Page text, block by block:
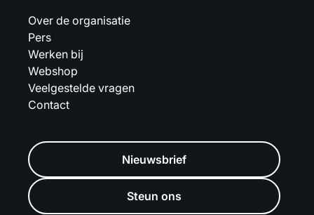
Over de organisatie
Pers
Werken bij
Webshop
Veelgestelde vragen
Contact
Nieuwsbrief
Steun ons